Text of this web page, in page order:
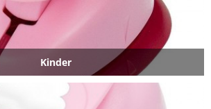
Kinder